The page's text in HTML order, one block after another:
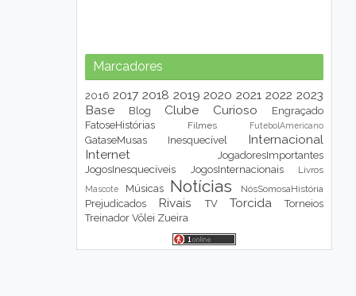
Marcadores
2016 2017 2018 2019 2020 2021 2022 2023
Base
Blog Clube Curioso
Engraçado
FatoseHistórias
Filmes FutebolAmericano
GataseMusas Inesquecível
Internacional
Internet
JogadoresImportantes
JogosInesquecíveis
JogosInternacionais Livros
Mascote Músicas Notícias NósSomosaHistória
Prejudicados Rivais TV Torcida
Torneios
Treinador Vôlei Zueira